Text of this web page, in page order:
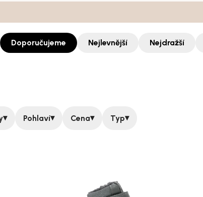
Doporučujeme Nejlevnější Nejdražší
▾ Pohlaví▾ Cena▾ Typ▾